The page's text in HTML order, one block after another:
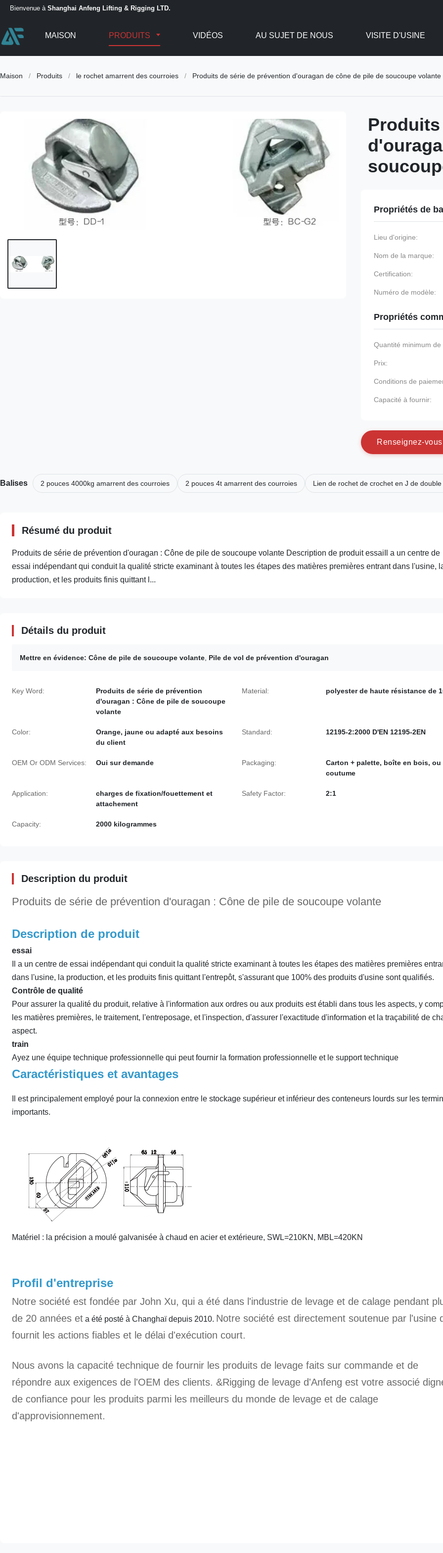
Bienvenue à Shanghai Anfeng Lifting & Rigging LTD.
MAISON PRODUITS VIDÉOS AU SUJET DE NOUS VISITE D'USINE
Maison / Produits / le rochet amarrent des courroies / Produits de série de prévention d'ouragan de cône de pile de soucoupe volante
Propriétés de
Lieu d'origine:
Nom de la marque:
Certification:
Numéro de modèle:
Propriétés
Quantité minimum
Prix:
Conditions de
Capacité à fournir:
Renseignez-vous
Balises 2 pouces 4000kg amarrent des courroies 2 pouces 4t amarrent des courroies Lien de rochet de crochet en J de
Résumé du produit
Produits de série de prévention d'ouragan : Cône de pile de soucoupe volante Description de produit essaiIl a un centre de
essai indépendant qui conduit la qualité stricte examinant à toutes les étapes des matières premières entrant dans l'usine,
production, et les produits finis quittant l...
Détails du produit
Mettre en évidence: Cône de pile de soucoupe volante Pile de vol de prévention d'ouragan
Key Word:
Produits de série de prévention
d'ouragan : Cône de pile de soucoupe
volante
Material: polyester de haute résistance de
Color:
Orange, jaune ou adapté aux besoins
du client
Standard: 12195-2:2000 D'EN 12195-2EN
OEM Or ODM Services: Oui sur demande Packaging:
Carton + palette, boîte en bois, ou
coutume
Application:
charges de fixation/fouettement et
attachement
Safety Factor: 2:1
Capacity: 2000 kilogrammes
Description du produit
Produits de série de prévention d'ouragan : Cône de pile de soucoupe volante
Description de produit
essai
Il a un centre de essai indépendant qui conduit la qualité stricte examinant à toutes les étapes des matières premières
dans l'usine, la production, et les produits finis quittant l'entrepôt, s'assurant que 100% des produits d'usine sont qualifiés.
Contrôle de qualité
Pour assurer la qualité du produit, relative à l'information aux ordres ou aux produits est établi dans tous les aspects, y
les matières premières, le traitement, l'entreposage, et l'inspection, d'assurer l'exactitude d'information et la traçabilité de
aspect.
train
Ayez une équipe technique professionnelle qui peut fournir la formation professionnelle et le support technique
Caractéristiques et avantages
Il est principalement employé pour la connexion entre le stockage supérieur et inférieur des conteneurs lourds sur les
importants.
Matériel : la précision a moulé galvanisée à chaud en acier et extérieure, SWL=210KN, MBL=420KN
Profil d'entreprise
Notre société est fondée par John Xu, qui a été dans l'industrie de levage et de calage pendant
de 20 années et a été posté à Changhaï depuis 2010. Notre société est directement soutenue par l'usine
fournit les actions fiables et le délai d'exécution court.
Nous avons la capacité technique de fournir les produits de levage faits sur commande et de
répondre aux exigences de l'OEM des clients. &Rigging de levage d'Anfeng est votre associé
de confiance pour les produits parmi les meilleurs du monde de levage et de calage
d'approvisionnement.